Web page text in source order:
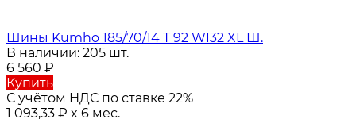
Шины Kumho 185/70/14 T 92 WI32 XL Ш.
В наличии: 205 шт.
6 560 ₽
Купить
С учётом НДС по ставке 22%
1 093,33 ₽ x 6 мес.